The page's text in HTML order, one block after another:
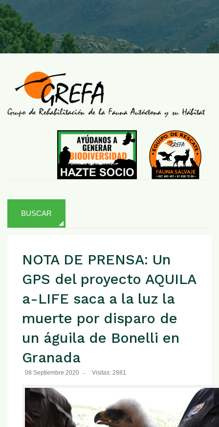
BUSCAR
NOTA DE PRENSA: Un
GPS del proyecto AQUILA
a-LIFE saca a la luz la
muerte por disparo de
un águila de Bonelli en
Granada
08 Septiembre 2020 Visitas: 2881